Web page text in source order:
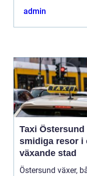
admin
Taxi Östersund
smidiga resor i
växande stad
Östersund växer,